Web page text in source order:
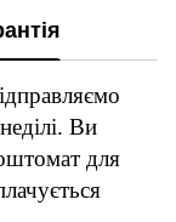
Ви
для